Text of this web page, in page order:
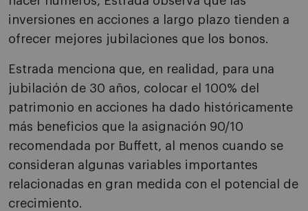
inversiones en acciones a largo plazo tienden a
ofrecer mejores jubilaciones que los bonos.
Estrada menciona que, en realidad, para una
jubilación de 30 años, colocar el 100% del
patrimonio en acciones ha dado históricamente
más beneficios que la asignación 90/10
recomendada por Buffett, al menos cuando se
consideran algunas variables importantes
relacionadas en gran medida con el potencial de
crecimiento.